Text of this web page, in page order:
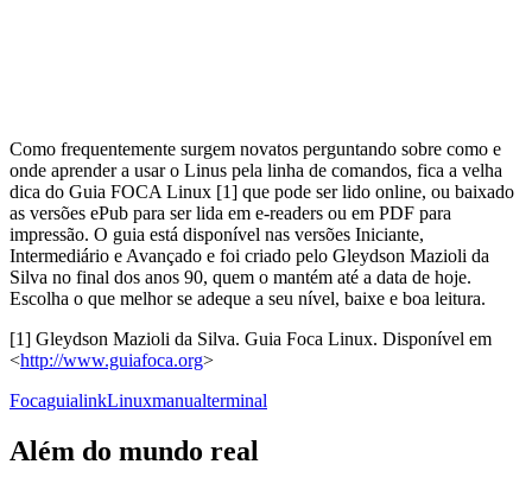
Como frequentemente surgem novatos perguntando sobre como e
onde aprender a usar o Linus pela linha de comandos, fica a velha
dica do Guia FOCA Linux [1] que pode ser lido online, ou baixado
as versões ePub para ser lida em e-readers ou em PDF para
impressão. O guia está disponível nas versões Iniciante,
Intermediário e Avançado e foi criado pelo Gleydson Mazioli da
Silva no final dos anos 90, quem o mantém até a data de hoje.
Escolha o que melhor se adeque a seu nível, baixe e boa leitura.
[1] Gleydson Mazioli da Silva. Guia Foca Linux. Disponível em
<http://www.guiafoca.org>
FocaguialinkLinuxmanualterminal
Além do mundo real